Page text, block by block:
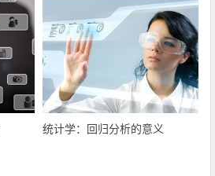
统计学：回归分析的意义